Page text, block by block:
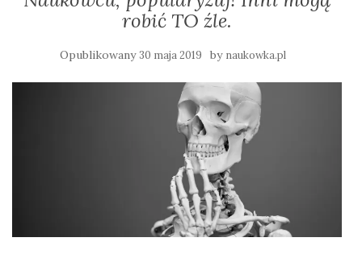
robić TO źle.
Opublikowany 30 maja 2019 by naukowka.pl